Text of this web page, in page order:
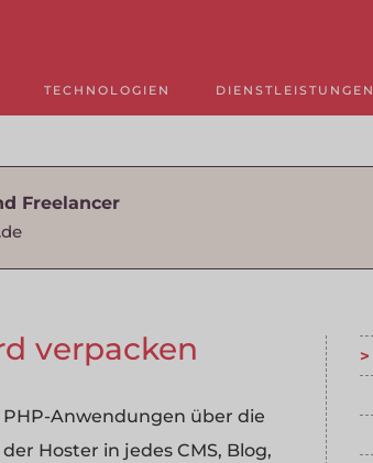
TECHNOLOGIEN DIENSTLEISTUNGEN
Freelancer
verpacken
Anwendungen über die
Hoster in jedes CMS, Blog,